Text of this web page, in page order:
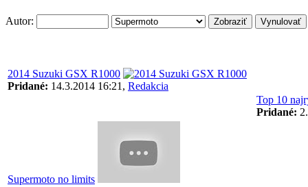
Autor:
2014 Suzuki GSX R1000
Pridané: 14.3.2014 16:21, Redakcia
Top 10
Pridané:
Supermoto no limits